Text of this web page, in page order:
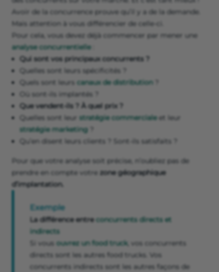
Avoir de la concurrence prouve qu’il y a de la demande.
Mais attention à vous différencier de celle-ci.
Pour cela, vous devez déjà commencer par mener une
analyse concurrentielle:
Qui sont vos principaux concurrents ?
Quelles sont leurs spécificités ?
Quels sont leurs canaux de distribution
Où sont-ils implantés ?
Que vendent-ils ? À quel prix ?
Quelles sont leur stratégie commercialeet leur
stratégie marketing
Qu’en disent leurs clients ? Sont-ils satisfaits ?
Pour que votre analyse soit précise, n’oubliez pas de
prendre en compte votre zone géographique
d’implantation.
Exemple
La différence entreconcurrents directs et
indirects
Si vous ouvrez un food truck, vos concurrents
directs sont les autres food trucks. Vos
concurrents indirects sont les autres façons de